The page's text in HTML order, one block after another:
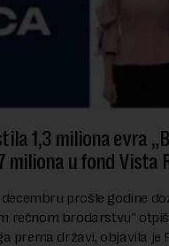
1,3 miliona evra
miliona u fond Vista
prošle godine
rečnom brodarstvu"
prema državi, objavila je